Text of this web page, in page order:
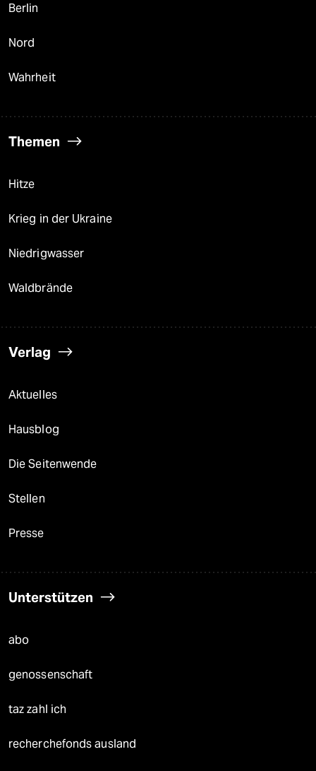
Berlin
Nord
Wahrheit
Themen
Hitze
Krieg in der Ukraine
Niedrigwasser
Waldbrände
Verlag
Aktuelles
Hausblog
Die Seitenwende
Stellen
Presse
Unterstützen
abo
genossenschaft
taz zahl ich
recherchefonds ausland